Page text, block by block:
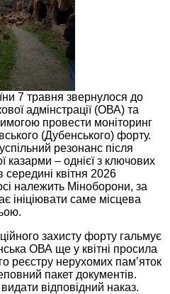
7 травня звернулося до
адмінстрації (ОВА) та
провести моніторинг
(Дубенського) форту.
резонанс після
казарми – однієї з ключових
квітня 2026
належить Міноборони, за
ініціювати саме місцева
захисту форту гальмує
ОВА ще у квітні просила
реєстру нерухомих пам’яток
пакет документів.
відповідний наказ.